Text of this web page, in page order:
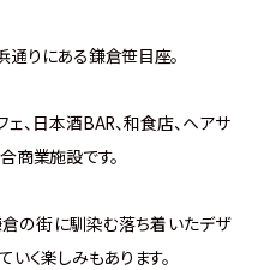
りにある鎌倉笹目座。
、日本酒BAR、和食店、ヘアサ
商業施設です。
の街に馴染む落ち着いたデザ
く楽しみもあります。